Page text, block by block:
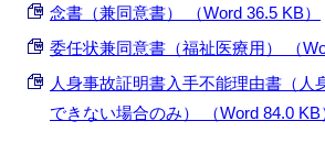
念書（兼同意書） （Word 36.5 KB）
委任状兼同意書（福祉医療用） （
人身事故証明書入手不能理由書（人
できない場合のみ） （Word 84.0 KB